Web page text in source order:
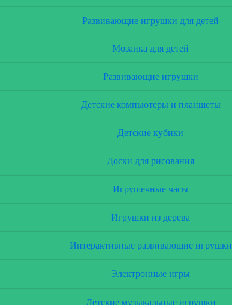
Развивающие игрушки для детей
Мозаика для детей
Развивающие игрушки
Детские компьютеры и планшеты
Детские кубики
Доски для рисования
Игрушечные часы
Игрушки из дерева
Интерактивные развивающие игрушки
Электронные игры
Детские музыкальные игрушки